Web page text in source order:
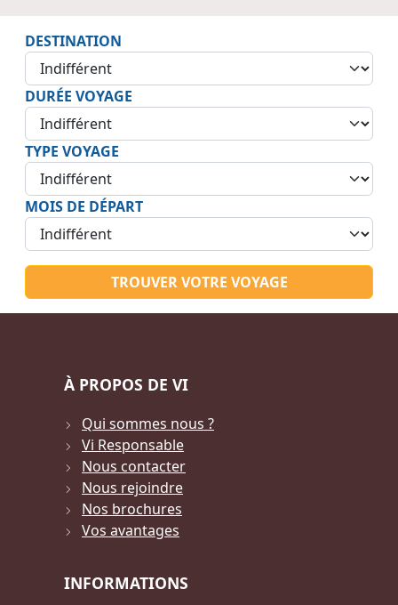
DESTINATION
DURÉE VOYAGE
TYPE VOYAGE
MOIS DE DÉPART
TROUVER VOTRE VOYAGE
À PROPOS DE VI
Qui sommes nous ?
Vi Responsable
Nous contacter
Nous rejoindre
Nos brochures
Vos avantages
INFORMATIONS